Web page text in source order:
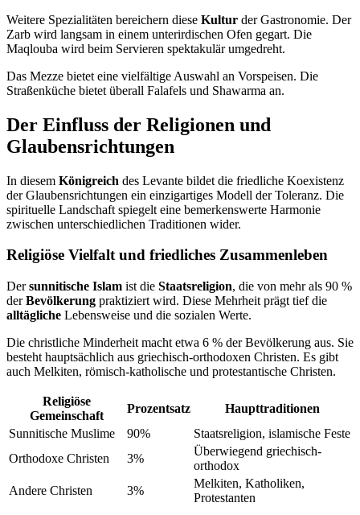
Weitere Spezialitäten bereichern diese Kultur der Gastronomie. Der
Zarb wird langsam in einem unterirdischen Ofen gegart. Die
Maqlouba wird beim Servieren spektakulär umgedreht.
Das Mezze bietet eine vielfältige Auswahl an Vorspeisen. Die
Straßenküche bietet überall Falafels und Shawarma an.
Der Einfluss der Religionen und
Glaubensrichtungen
In diesem Königreich des Levante bildet die friedliche Koexistenz
der Glaubensrichtungen ein einzigartiges Modell der Toleranz. Die
spirituelle Landschaft spiegelt eine bemerkenswerte Harmonie
zwischen unterschiedlichen Traditionen wider.
Religiöse Vielfalt und friedliches Zusammenleben
Dersunnitische Islam ist die Staatsreligion, die von mehr als 90 %
derBevölkerung praktiziert wird. Diese Mehrheit prägt tief die
alltägliche Lebensweise und die sozialen Werte.
Die christliche Minderheit macht etwa 6 % der Bevölkerung aus. Sie
besteht hauptsächlich aus griechisch-orthodoxen Christen. Es gibt
auch Melkiten, römisch-katholische und protestantische Christen.
Religiöse
Gemeinschaft
Prozentsatz
Haupttraditionen
Sunnitische Muslime
90%
Staatsreligion, islamische Feste
Orthodoxe Christen
3%
Überwiegend griechisch-
orthodox
Andere Christen
3%
Melkiten, Katholiken,
Protestanten